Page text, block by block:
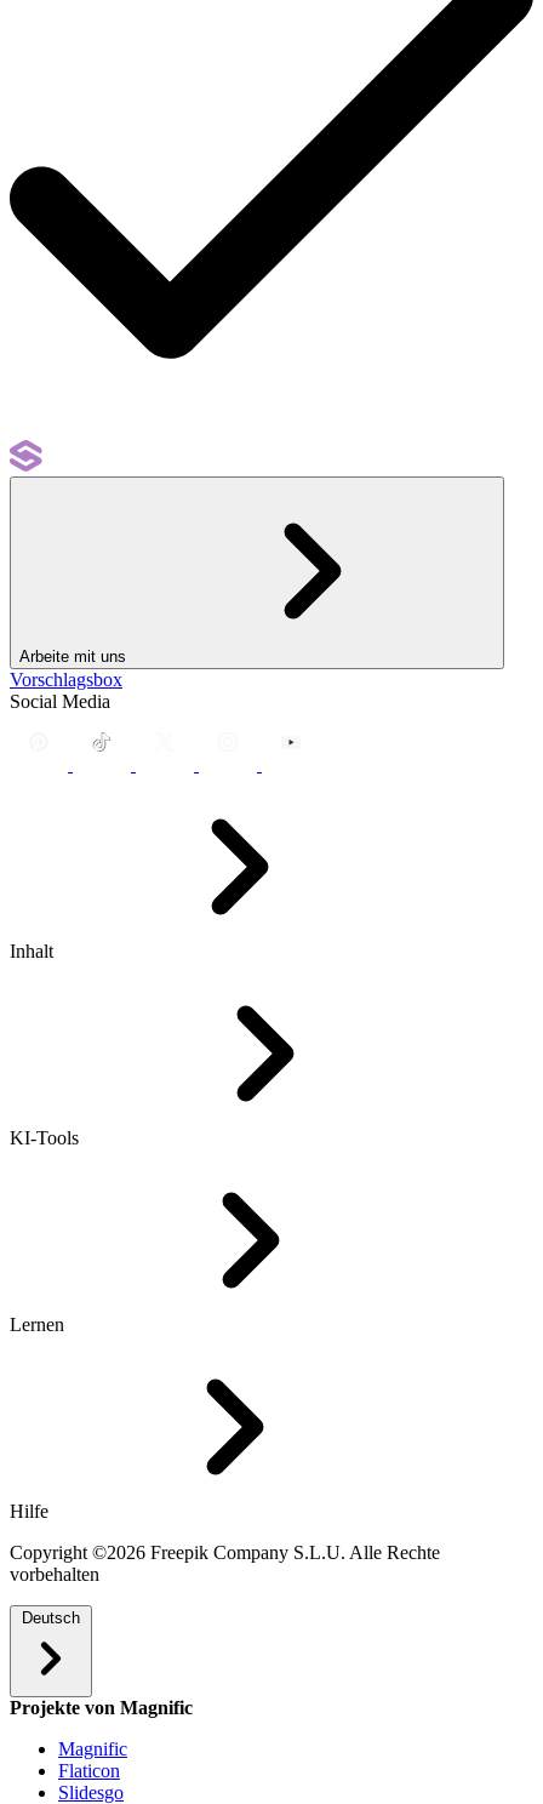
Arbeite mit uns
Vorschlagsbox
Social Media
Inhalt
KI-Tools
Lernen
Hilfe
Copyright ©2026 Freepik Company S.L.U. Alle Rechte
vorbehalten
Deutsch
Projekte von Magnific
Magnific
Flaticon
Slidesgo